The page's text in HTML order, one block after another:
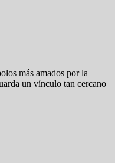
más amados por la
un vínculo tan cercano